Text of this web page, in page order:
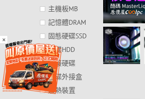
×
主機板MB
記憶體DRAM
固態硬碟SSD
硬碟HDD
外接硬碟
硬碟外接盒
散熱裝置